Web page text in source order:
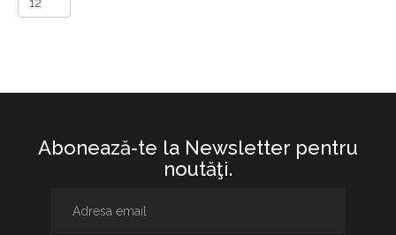
Abonează-te la Newsletter pentru
noutăţi.